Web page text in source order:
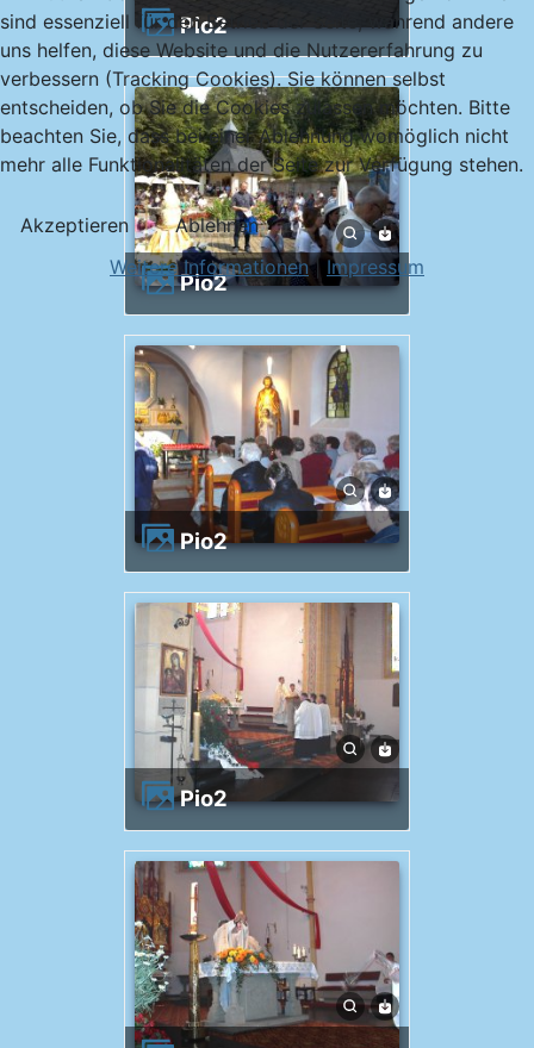
Pio2
Pio2
Pio2
Pio2
sind essenziell für den Betrieb der Seite, während andere
uns helfen, diese Website und die Nutzererfahrung zu
verbessern (Tracking Cookies). Sie können selbst
entscheiden, ob Sie die Cookies zulassen möchten. Bitte
beachten Sie, dass bei einer Ablehnung womöglich nicht
mehr alle Funktionalitäten der Seite zur Verfügung stehen.
Akzeptieren
Ablehnen
Weitere Informationen| Impressum